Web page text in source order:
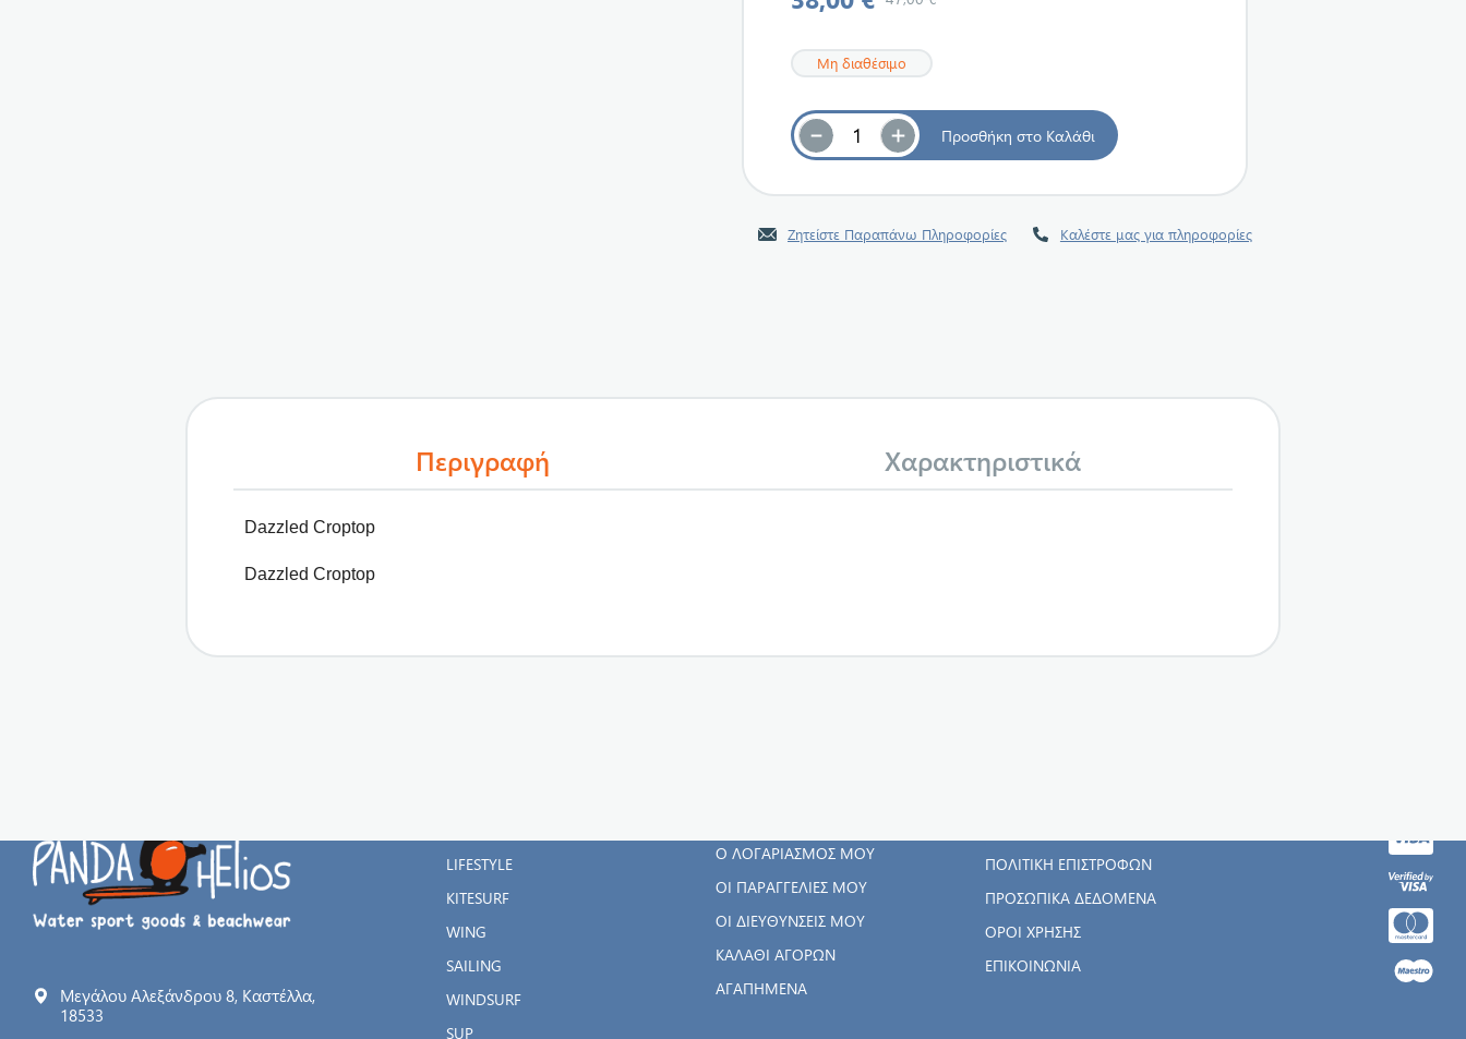
Μη διαθέσιμο
Ζητείστε Παραπάνω Πληροφορίες Καλέστε μας για πληροφορίες
Περιγραφή Χαρακτηριστικά
Dazzled Croptop
Dazzled Croptop
Μεγάλου Αλεξάνδρου 8, Καστέλλα,
18533
LIFESTYLE
KITESURF
WING
SAILING
WINDSURF
SUP
Ο ΛΟΓΑΡΙΑΣΜΌΣ ΜΟΥ
ΟΙ ΠΑΡΑΓΓΕΛΊΕΣ ΜΟΥ
ΟΙ ΔΙΕΥΘΎΝΣΕΙΣ ΜΟΥ
ΚΑΛΆΘΙ ΑΓΟΡΏΝ
ΑΓΑΠΗΜΈΝΑ
ΠΟΛΙΤΙΚΉ ΕΠΙΣΤΡΟΦΏΝ
ΠΡΟΣΩΠΙΚΆ ΔΕΔΟΜΈΝΑ
ΌΡΟΙ ΧΡΉΣΗΣ
ΕΠΙΚΟΙΝΩΝΊΑ